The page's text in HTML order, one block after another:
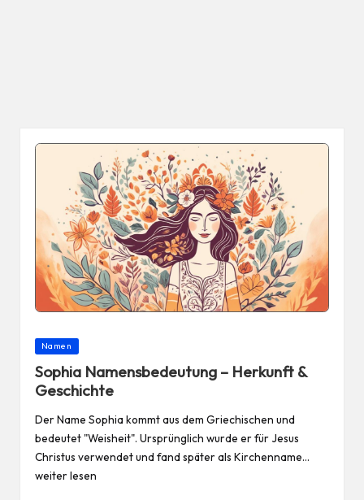
Posted
Namen
Sophia Namensbedeutung – Herkunft &
Geschichte
Der Name Sophia kommt aus dem Griechischen und
bedeutet "Weisheit". Ursprünglich wurde er für Jesus
Christus verwendet und fand später als Kirchenname…
weiter lesen